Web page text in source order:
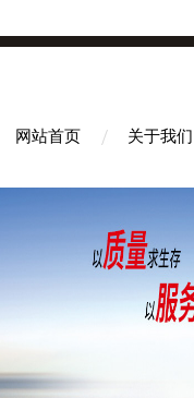
网站首页 关于我们